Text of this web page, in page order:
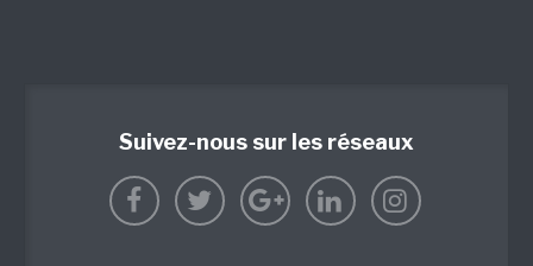
Suivez-nous sur les réseaux